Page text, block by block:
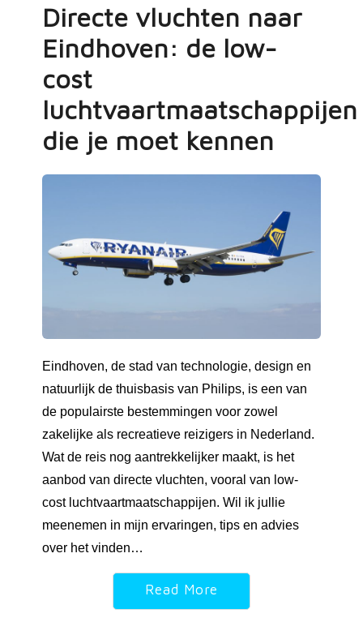
Directe vluchten naar
Eindhoven: de low-
cost
luchtvaartmaatschappijen
die je moet kennen
Eindhoven, de stad van technologie, design en
natuurlijk de thuisbasis van Philips, is een van
de populairste bestemmingen voor zowel
zakelijke als recreatieve reizigers in Nederland.
Wat de reis nog aantrekkelijker maakt, is het
aanbod van directe vluchten, vooral van low-
cost luchtvaartmaatschappijen. Wil ik jullie
meenemen in mijn ervaringen, tips en advies
over het vinden…
Read More